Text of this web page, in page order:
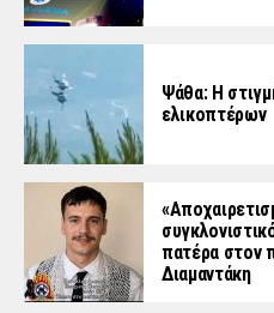
Ψάθα: Η
ελικοπτέρων
πατέρα στον
Διαμαντάκη